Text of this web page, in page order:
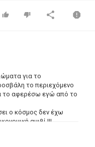
για το
το περιεχόμενο
το αφερέσω εγώ από το
ο κόσμος δεν έχω
αμιβί !!!